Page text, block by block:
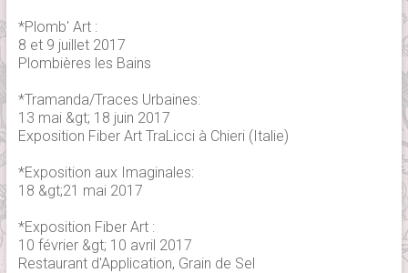
*Plomb' Art :
8 et 9 juillet 2017
Plombières les Bains
*Tramanda/Traces Urbaines:
13 mai &gt; 18 juin 2017
Exposition Fiber Art TraLicci à Chieri (Italie)
*Exposition aux Imaginales:
18 &gt;21 mai 2017
*Exposition Fiber Art :
10 février &gt; 10 avril 2017
Restaurant d'Application, Grain de Sel